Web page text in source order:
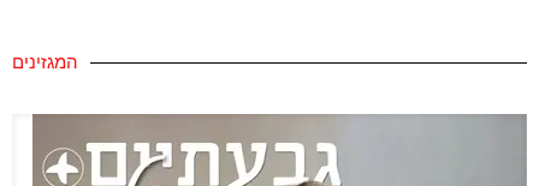
המגזינים